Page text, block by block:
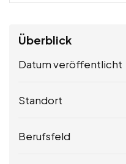
Überblick
Datum veröffentlicht
Standort
Berufsfeld